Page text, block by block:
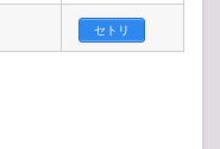
セトリ